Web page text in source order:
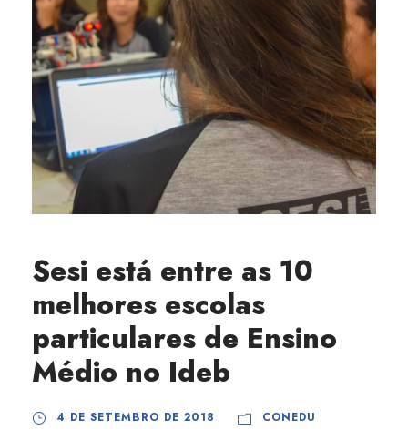
Sesi está entre as 10
melhores escolas
particulares de Ensino
Médio no Ideb
4 DE SETEMBRO DE 2018 CONEDU